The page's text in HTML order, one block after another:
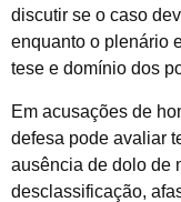
discutir se o caso
enquanto o plenário
tese e domínio dos
Em acusações de
defesa pode avaliar
ausência de dolo de
desclassificação,